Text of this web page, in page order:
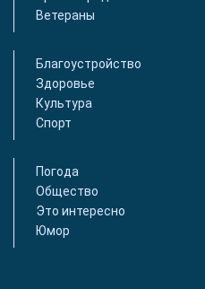
Ветераны
Благоустройство
Здоровье
Культура
Спорт
Погода
Общество
Это интересно
Юмор